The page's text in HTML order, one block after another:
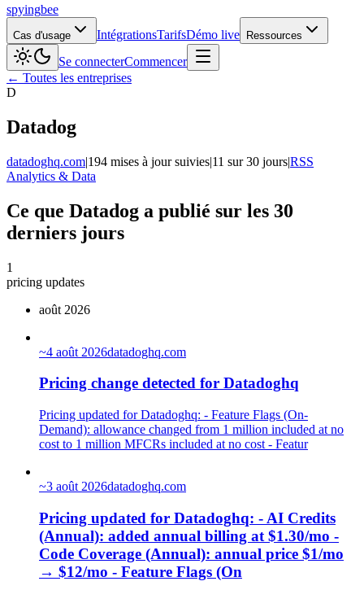
spyingbee
Cas d'usage IntégrationsTarifsDémo live Ressources
Se connecterCommencer
← Toutes les entreprises
D
Datadog
datadoghq.com|194 mises à jour suivies|11 sur 30 jours|RSS
Analytics & Data
Ce que Datadog a publié sur les 30
derniers jours
1
pricing updates
août 2026
~4 août 2026datadoghq.com
Pricing change detected for Datadoghq
Pricing updated for Datadoghq: - Feature Flags (On-
Demand): allowance changed from 1 million included at no
cost to 1 million MFCRs included at no cost - Featur
~3 août 2026datadoghq.com
Pricing updated for Datadoghq: - AI Credits
(Annual): added annual billing at $1.30/mo -
Code Coverage (Annual): annual price $1/mo
→ $12/mo - Feature Flags (On